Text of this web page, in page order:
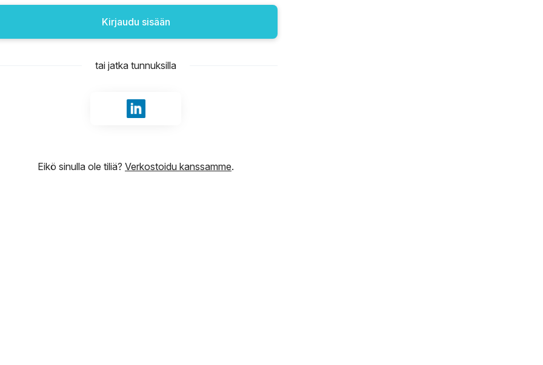
Kirjaudu sisään
tai jatka tunnuksilla
Kirjaudu sisään tunnuksilla LinkedIn
Eikö sinulla ole tiliä? Verkostoidu kanssamme.